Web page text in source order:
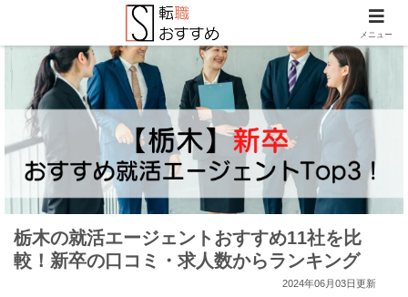
栃木の就活エージェントおすすめ11社を比
較！新卒の口コミ・求人数からランキング
2024年06月03日更新
メニュー